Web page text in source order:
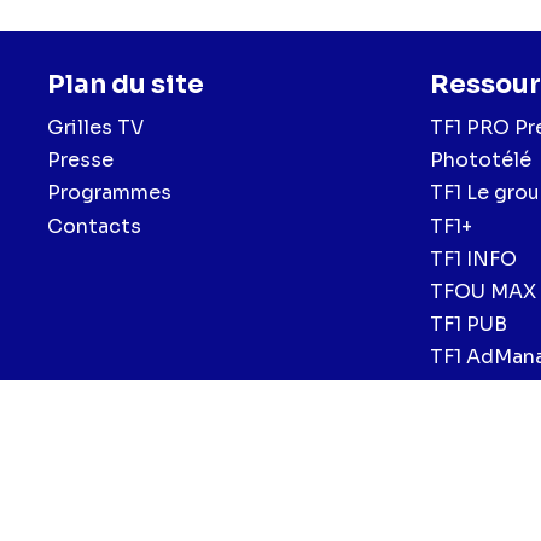
Plan du site
Grilles TV
Presse
Programmes
Contacts
TF1 PRO
Phototélé
TF1 Le
TF1+
TF1 INFO
TFOU MAX
TF1 PUB
TF1